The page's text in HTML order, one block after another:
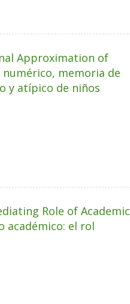
Approximation of
memoria de
y atípico de niños
Role of Academic
académico: el rol